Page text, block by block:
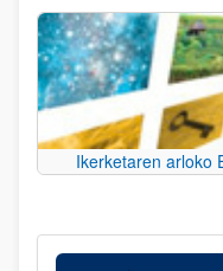
Ikerketaren arloko